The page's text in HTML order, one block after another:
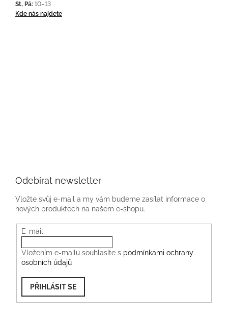
St, Pá: 10–13
Kde nás najdete
Odebírat newsletter
Vložte svůj e-mail a my vám budeme zasílat informace o
nových produktech na našem e-shopu.
E-mail
Vložením e-mailu souhlasíte s podmínkami ochrany
osobních údajů
PŘIHLÁSIT SE